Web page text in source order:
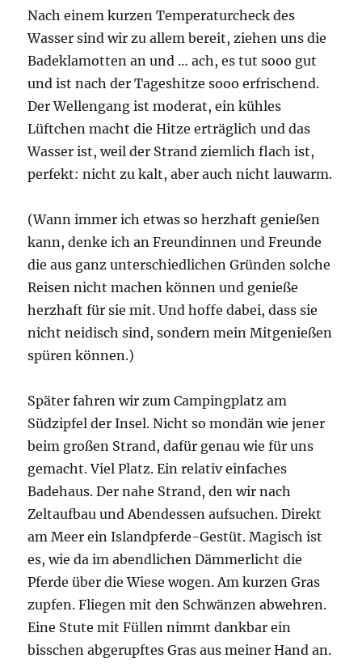
Nach einem kurzen Temperaturcheck des
Wasser sind wir zu allem bereit, ziehen uns die
Badeklamotten an und … ach, es tut sooo gut
und ist nach der Tageshitze sooo erfrischend.
Der Wellengang ist moderat, ein kühles
Lüftchen macht die Hitze erträglich und das
Wasser ist, weil der Strand ziemlich flach ist,
perfekt: nicht zu kalt, aber auch nicht lauwarm.
(Wann immer ich etwas so herzhaft genießen
kann, denke ich an Freundinnen und Freunde
die aus ganz unterschiedlichen Gründen solche
Reisen nicht machen können und genieße
herzhaft für sie mit. Und hoffe dabei, dass sie
nicht neidisch sind, sondern mein Mitgenießen
spüren können.)
Später fahren wir zum Campingplatz am
Südzipfel der Insel. Nicht so mondän wie jener
beim großen Strand, dafür genau wie für uns
gemacht. Viel Platz. Ein relativ einfaches
Badehaus. Der nahe Strand, den wir nach
Zeltaufbau und Abendessen aufsuchen. Direkt
am Meer ein Islandpferde-Gestüt. Magisch ist
es, wie da im abendlichen Dämmerlicht die
Pferde über die Wiese wogen. Am kurzen Gras
zupfen. Fliegen mit den Schwänzen abwehren.
Eine Stute mit Füllen nimmt dankbar ein
bisschen abgerupftes Gras aus meiner Hand an.